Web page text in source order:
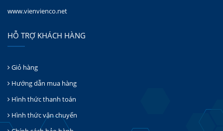
www.vienvienco.net
HỖ TRỢ KHÁCH HÀNG
Giỏ hàng
Hướng dẫn mua hàng
Hình thức thanh toán
Hình thức vận chuyển